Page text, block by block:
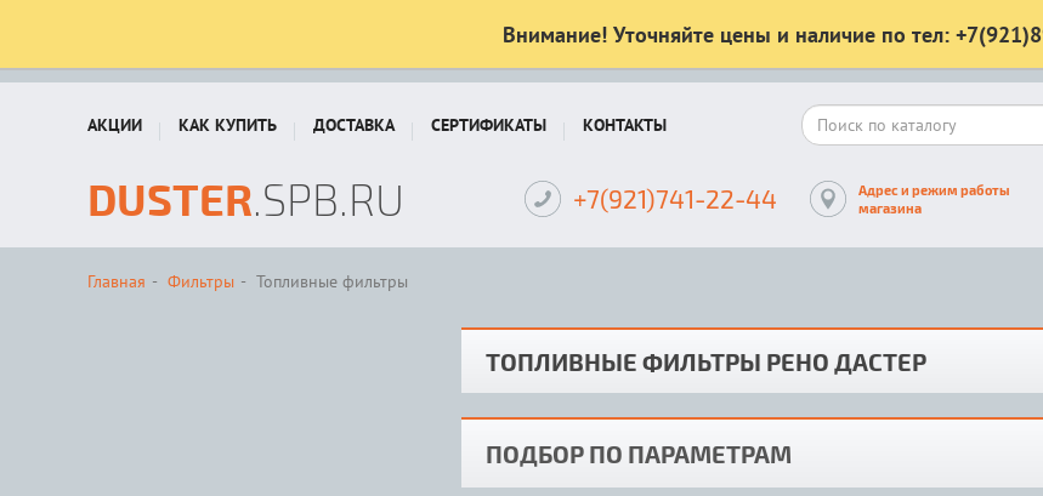
Внимание! Уточняйте цены и наличие по тел:
АКЦИИ КАК КУПИТЬ ДОСТАВКА СЕРТИФИКАТЫ КОНТАКТЫ
DUSTER.SPB.RU +7(921)741-22-44
Адрес и режим работы
магазина
Главная Фильтры Топливные фильтры
ТОПЛИВНЫЕ ФИЛЬТРЫ РЕНО ДАСТЕР
ПОДБОР ПО ПАРАМЕТРАМ